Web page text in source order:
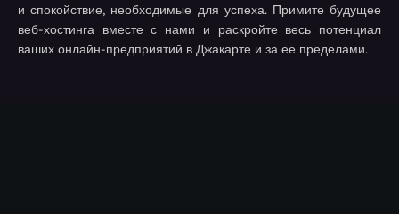
и спокойствие, необходимые для успеха. Примите будущее
веб-хостинга вместе с нами и раскройте весь потенциал
ваших онлайн-предприятий в Джакарте и за ее пределами.